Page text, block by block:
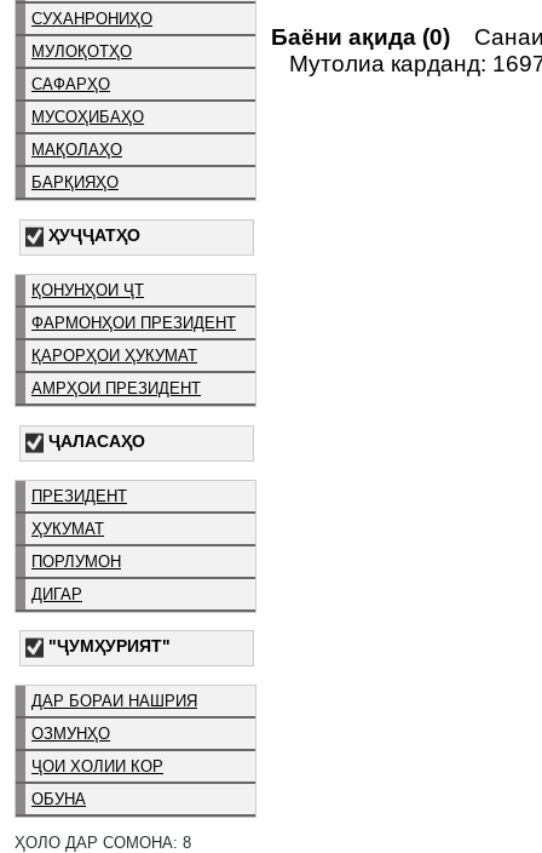
СУХАНРОНИҲО
МУЛОҚОТҲО
САФАРҲО
МУСОҲИБАҲО
МАҚОЛАҲО
БАРҚИЯҲО
ҲУҶҶАТҲО
ҚОНУНҲОИ ҶТ
ФАРМОНҲОИ ПРЕЗИДЕНТ
ҚАРОРҲОИ ҲУКУМАТ
АМРҲОИ ПРЕЗИДЕНТ
ҶАЛАСАҲО
ПРЕЗИДЕНТ
ҲУКУМАТ
ПОРЛУМОН
ДИГАР
"ҶУМҲУРИЯТ"
ДАР БОРАИ НАШРИЯ
ОЗМУНҲО
ҶОИ ХОЛИИ КОР
ОБУНА
ҲОЛО ДАР СОМОНА: 8
Баёни ақида (0)
Мутолиа карданд: